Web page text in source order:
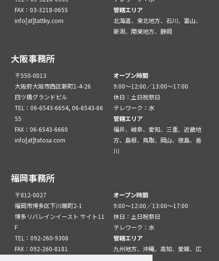
FAX：03-3218-0655
info[at]tattky.com
管轄エリア
北海道、東北地方、石川、富山、
新潟、関東地方、静岡
大阪事務所
〒550-0013
大阪府大阪市西区新町1-4-26
四ツ橋グランドビル
TEL：06-6543-6654, 06-6543-66
55
FAX：06-6543-6660
info[at]tatosa.com
オープン時間
9:00～12:00／13:00～17:00
休日：土日祝祭日
テレワーク：水
管轄エリア
福井、岐阜、愛知、三重、近畿地
方、島根、鳥取、岡山、徳島、香
川
福岡事務所
〒812-0027
福岡市博多区下川端町2-1
博多リバレインイースト サイト11
F
TEL：092-260-9308
FAX：092-260-8181
オープン時間
9:00～12:00／13:00～17:00
休日：土日祝祭日
テレワーク：水
管轄エリア
九州地方、沖縄、高知、愛媛、広